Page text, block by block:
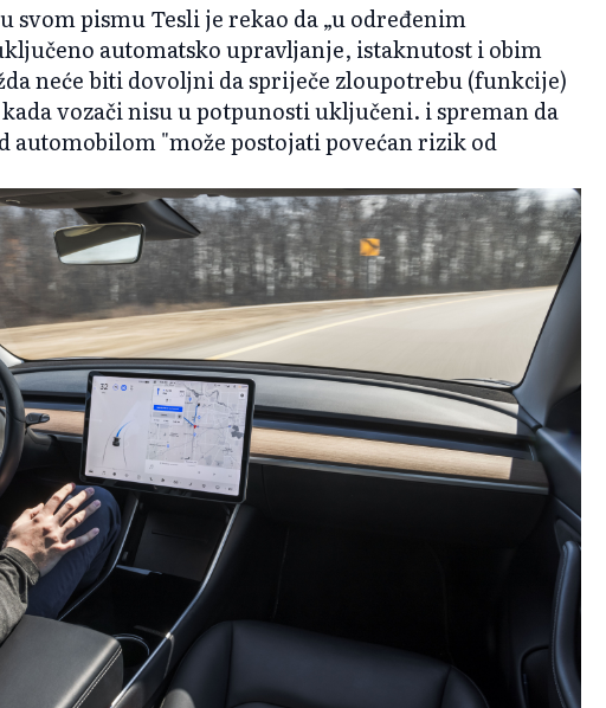
svom pismu Tesli je rekao da „u određenim
automatsko upravljanje, istaknutost i obim
neće biti dovoljni da spriječe zloupotrebu (funkcije)
kada vozači nisu u potpunosti uključeni. i spreman da
automobilom "može postojati povećan rizik od